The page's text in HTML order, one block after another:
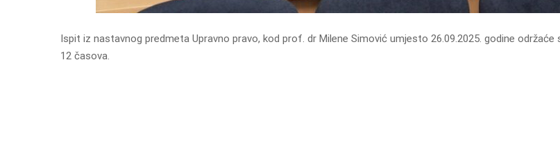
Ispit iz nastavnog predmeta Upravno pravo, kod prof. dr Milene Simović umjesto 26.09.2025. godine održaće
12 časova.